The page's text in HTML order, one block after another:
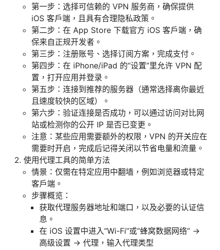
第一步：选择可信赖的 VPN 服务商，确保提供
iOS 客户端，且具有合理隐私政策。
第二步：在 App Store 下载官方 iOS 客户端，确
保来自正规开发者。
第三步：注册账号、选择订阅方案，完成支付。
第四步：在 iPhone/iPad 的“设置”里允许 VPN 配
置，打开应用并登录。
第五步：连接到推荐的服务器（通常选择离你最近
且速度较快的区域）。
第六步：验证连接是否成功，可以通过访问对比网
站或检测你的公开 IP 是否已变更。
注意：某些应用需要额外的权限，VPN 的开关应在
需要时开启，完成后记得关闭以节省电量和流量。
使用代理工具的简单方法
情景：仅需在特定应用中翻墙，例如浏览器或特定
客户端。
步骤概览：
获取代理服务器地址和端口，以及必要的认证信
息。
在 iOS 设置中进入“Wi-Fi”或“蜂窝数据网络” ->
高级设置 -> 代理，输入代理类型